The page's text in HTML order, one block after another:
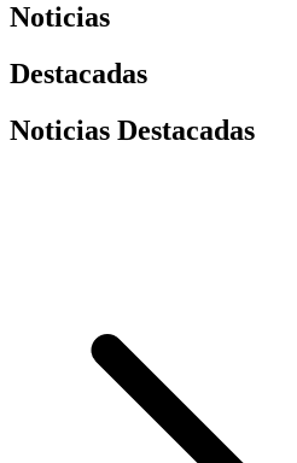
Noticias
Destacadas
Noticias Destacadas